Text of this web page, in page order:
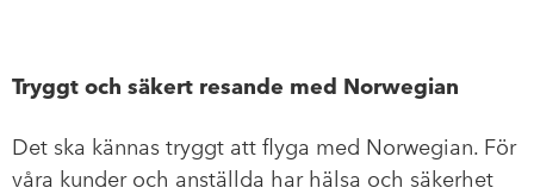
Tryggt och säkert resande med Norwegian
Det ska kännas tryggt att flyga med Norwegian. För
våra kunder och anställda har hälsa och säkerhet